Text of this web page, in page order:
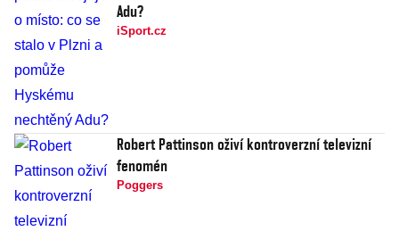
Adu?
iSport.cz
Robert Pattinson oživí kontroverzní televizní
fenomén
Poggers